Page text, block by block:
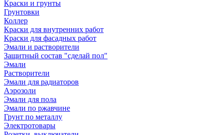
Краски и грунты
Грунтовки
Коллер
Краски для внутренних работ
Краски для фасадных работ
Эмали и растворители
Защитный состав "сделай пол"
Эмали
Растворители
Эмали для радиаторов
Аэрозоли
Эмали для пола
Эмали по ржавчине
Грунт по металлу
Электротовары